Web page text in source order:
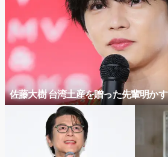
佐藤大樹 台湾土産を贈った先輩明かす